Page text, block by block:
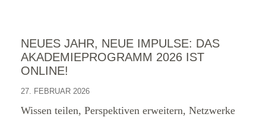
NEUES JAHR, NEUE IMPULSE: DAS
AKADEMIEPROGRAMM 2026 IST
ONLINE!
27. FEBRUAR 2026
Wissen teilen, Perspektiven erweitern, Netzwerke